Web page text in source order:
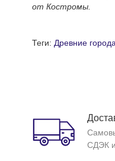
от Костромы.
Теги: Древние
СДЭК